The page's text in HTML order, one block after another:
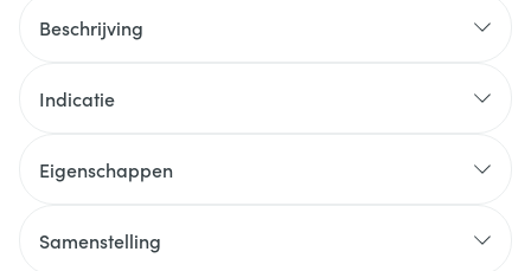
Beschrijving
Indicatie
Eigenschappen
Samenstelling